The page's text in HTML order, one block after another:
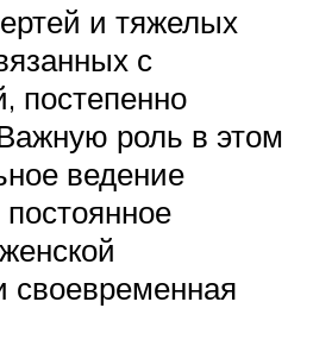
и тяжелых
с
постепенно
роль в этом
ведение
своевременная